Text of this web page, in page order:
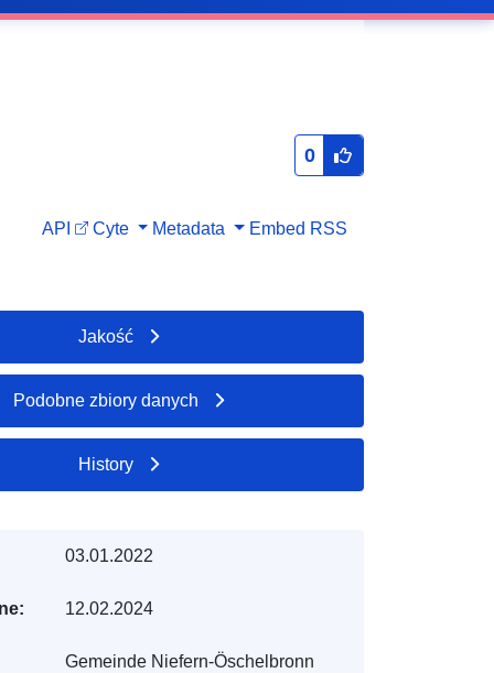
0
API Cyte Metadata Embed RSS
Jakość
Podobne zbiory danych
History
03.01.2022
12.02.2024
Gemeinde Niefern-Öschelbronn